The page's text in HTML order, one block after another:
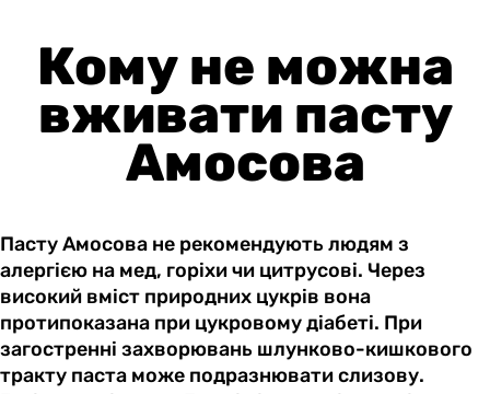
Кому не можна
вживати пасту
Амосова
Пасту Амосова не рекомендують людям з
алергією на мед, горіхи чи цитрусові. Через
високий вміст природних цукрів вона
протипоказана при цукровому діабеті. При
загостренні захворювань шлунково-кишкового
тракту паста може подразнювати слизову.